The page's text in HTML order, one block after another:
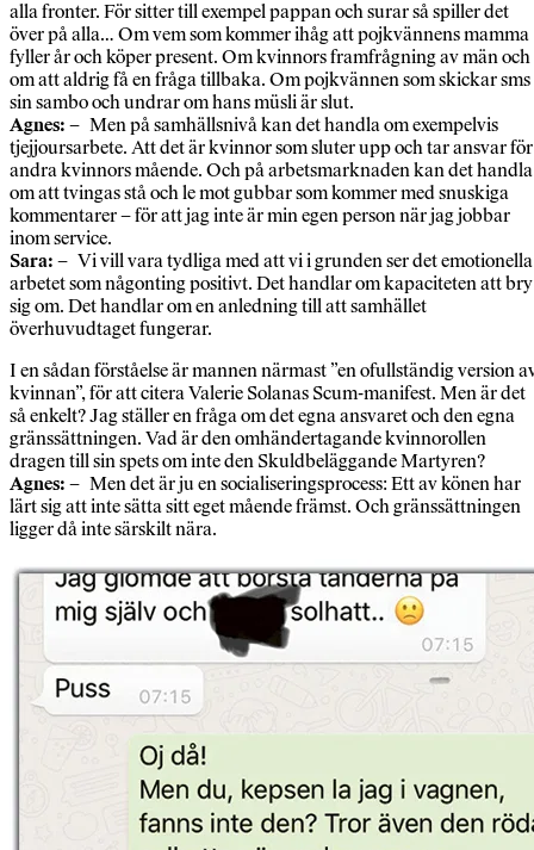
alla fronter. För sitter till exempel pappan och surar så spiller det
över på alla… Om vem som kommer ihåg att pojkvännens mamma
fyller år och köper present. Om kvinnors framfrågning av män och
om att aldrig få en fråga tillbaka. Om pojkvännen som skickar sms
sin sambo och undrar om hans müsli är slut.
Agnes: – Men på samhällsnivå kan det handla om exempelvis
tjejjoursarbete. Att det är kvinnor som sluter upp och tar ansvar för
andra kvinnors mående. Och på arbetsmarknaden kan det handla
om att tvingas stå och le mot gubbar som kommer med snuskiga
kommentarer – för att jag inte är min egen person när jag jobbar
inom service.
Sara: – Vi vill vara tydliga med att vi i grunden ser det emotionella
arbetet som någonting positivt. Det handlar om kapaciteten att bry
sig om. Det handlar om en anledning till att samhället
överhuvudtaget fungerar.
I en sådan förståelse är mannen närmast ”en ofullständig version
kvinnan”, för att citera Valerie Solanas Scum-manifest. Men är det
så enkelt? Jag ställer en fråga om det egna ansvaret och den egna
gränssättningen. Vad är den omhändertagande kvinnorollen
dragen till sin spets om inte den Skuldbeläggande Martyren?
Agnes: – Men det är ju en socialiseringsprocess: Ett av könen har
lärt sig att inte sätta sitt eget mående främst. Och gränssättningen
ligger då inte särskilt nära.